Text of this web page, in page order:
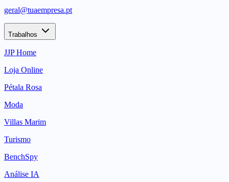
geral@tuaempresa.pt
Trabalhos
JJP Home
Loja Online
Pétala Rosa
Moda
Villas Marim
Turismo
BenchSpy
Análise IA